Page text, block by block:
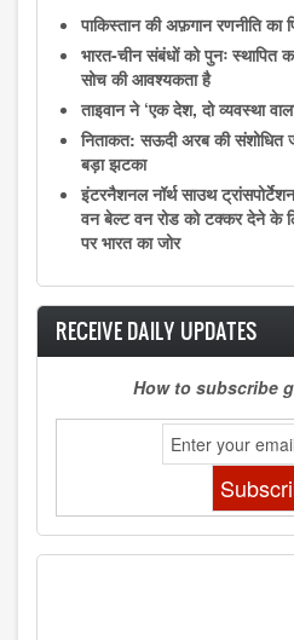
पाकिस्तान की अफ़गान रणनीति का
भारत-चीन संबंधों को पुनः
सोच की आवश्यकता है
ताइवान ने ‘एक देश, दो व्यवस्था
निताकत: सऊदी अरब की संशोधित
बड़ा झटका
इंटरनैशनल नॉर्थ साउथ
वन बेल्ट वन रोड को टक्कर देने के
पर भारत का जोर
RECEIVE DAILY UPDATES
How to subscribe